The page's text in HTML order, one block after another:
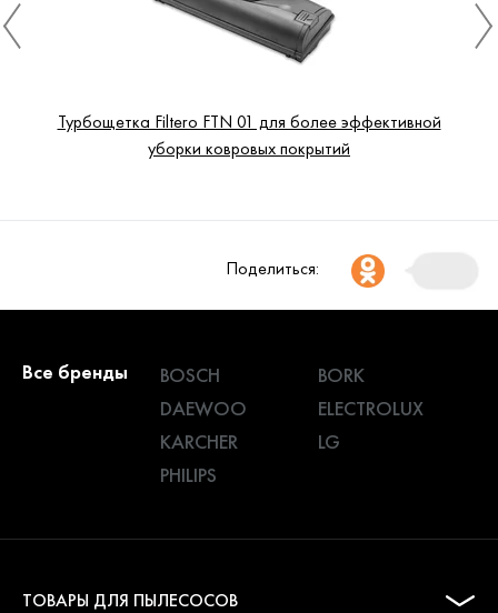
Турбощетка Filtero FTN 01 для более эффективной
уборки ковровых покрытий
Поделиться:
Все бренды BOSCH
BORK
DAEWOO
ELECTROLUX
KARCHER
LG
PHILIPS
ТОВАРЫ ДЛЯ ПЫЛЕСОСОВ